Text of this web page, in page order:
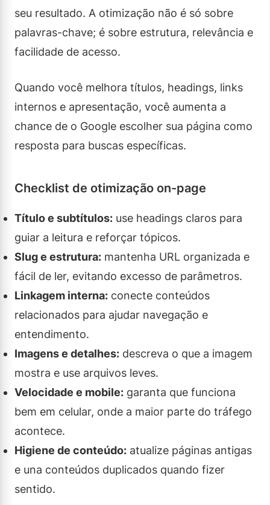
seu resultado. A otimização não é só sobre
palavras-chave; é sobre estrutura, relevância e
facilidade de acesso.
Quando você melhora títulos, headings, links
internos e apresentação, você aumenta a
chance de o Google escolher sua página como
resposta para buscas específicas.
Checklist de otimização on-page
Título e subtítulos: use headings claros para
guiar a leitura e reforçar tópicos.
Slug e estrutura: mantenha URL organizada e
fácil de ler, evitando excesso de parâmetros.
Linkagem interna: conecte conteúdos
relacionados para ajudar navegação e
entendimento.
Imagens e detalhes: descreva o que a imagem
mostra e use arquivos leves.
Velocidade e mobile: garanta que funciona
bem em celular, onde a maior parte do tráfego
acontece.
Higiene de conteúdo: atualize páginas antigas
e una conteúdos duplicados quando fizer
sentido.